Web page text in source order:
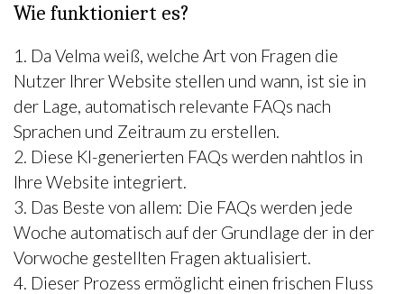
Wie funktioniert es?
1. Da Velma weiß, welche Art von Fragen die
Nutzer Ihrer Website stellen und wann, ist sie in
der Lage, automatisch relevante FAQs nach
Sprachen und Zeitraum zu erstellen.
2. Diese KI-generierten FAQs werden nahtlos in
Ihre Website integriert.
3. Das Beste von allem: Die FAQs werden jede
Woche automatisch auf der Grundlage der in der
Vorwoche gestellten Fragen aktualisiert.
4. Dieser Prozess ermöglicht einen frischen Fluss